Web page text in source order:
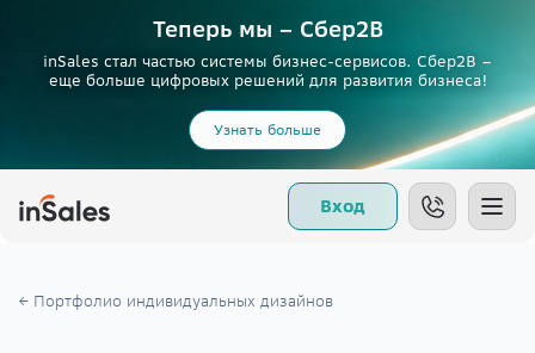
Теперь мы – Сбер2B
inSales стал частью системы бизнес-сервисов. Сбер2В –
еще больше цифровых решений для развития бизнеса!
Узнать больше
Вход
← Портфолио индивидуальных дизайнов